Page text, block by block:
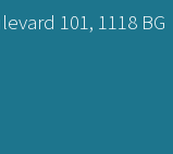
101, 1118 BG